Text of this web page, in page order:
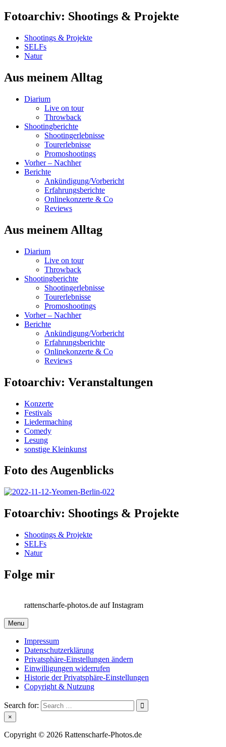
Fotoarchiv: Shootings & Projekte
Shootings & Projekte
SELFs
Natur
Aus meinem Alltag
Diarium
Live on tour
Throwback
Shootingberichte
Shootingerlebnisse
Tourerlebnisse
Promoshootings
Vorher – Nachher
Berichte
Ankündigung/Vorbericht
Erfahrungsberichte
Onlinekonzerte & Co
Reviews
Aus meinem Alltag
Diarium
Live on tour
Throwback
Shootingberichte
Shootingerlebnisse
Tourerlebnisse
Promoshootings
Vorher – Nachher
Berichte
Ankündigung/Vorbericht
Erfahrungsberichte
Onlinekonzerte & Co
Reviews
Fotoarchiv: Veranstaltungen
Konzerte
Festivals
Liedermaching
Comedy
Lesung
sonstige Kleinkunst
Foto des Augenblicks
Fotoarchiv: Shootings & Projekte
Shootings & Projekte
SELFs
Natur
Folge mir
rattenscharfe-photos.de auf Instagram
Menu
Impressum
Datenschutzerklärung
Privatsphäre-Einstellungen ändern
Einwilligungen widerrufen
Historie der Privatsphäre-Einstellungen
Copyright & Nutzung
Search for:
×
Copyright © 2026 Rattenscharfe-Photos.de